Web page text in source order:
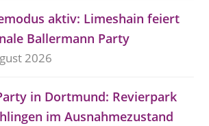
aktiv: Limeshain feiert
Ballermann Party
2026
in Dortmund: Revierpark
im Ausnahmezustand